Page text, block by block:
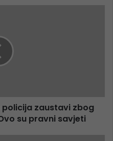
zaustavi zbog
su pravni savjeti